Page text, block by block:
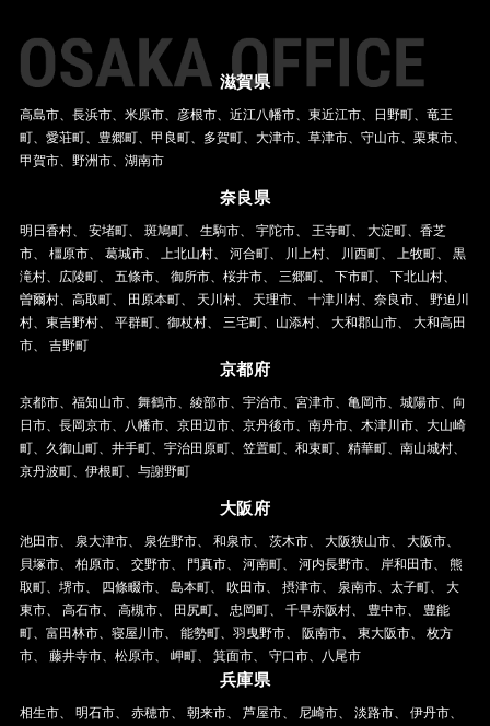
滋賀県
高島市、長浜市、米原市、彦根市、近江八幡市、東近江市、日野町、竜王
町、愛荘町、豊郷町、甲良町、多賀町、大津市、草津市、守山市、栗東市、
甲賀市、野洲市、湖南市
奈良県
明日香村、 安堵町、 斑鳩町、 生駒市、 宇陀市、 王寺町、 大淀町、香芝
市、 橿原市、 葛城市、 上北山村、 河合町、 川上村、 川西町、 上牧町、 黒
滝村、広陵町、 五條市、 御所市、桜井市、 三郷町、 下市町、 下北山村、
曽爾村、高取町、 田原本町、 天川村、 天理市、 十津川村、奈良市、 野迫川
村、東吉野村、 平群町、御杖村、 三宅町、山添村、 大和郡山市、 大和高田
市、 吉野町
京都府
京都市、福知山市、舞鶴市、綾部市、宇治市、宮津市、亀岡市、城陽市、向
日市、長岡京市、八幡市、京田辺市、京丹後市、南丹市、木津川市、大山崎
町、久御山町、井手町、宇治田原町、笠置町、和束町、精華町、南山城村、
京丹波町、伊根町、与謝野町
大阪府
池田市、 泉大津市、 泉佐野市、 和泉市、 茨木市、 大阪狭山市、 大阪市、
貝塚市、 柏原市、 交野市、 門真市、 河南町、 河内長野市、 岸和田市、 熊
取町、堺市、 四條畷市、 島本町、 吹田市、 摂津市、 泉南市、太子町、 大
東市、 高石市、 高槻市、 田尻町、 忠岡町、 千早赤阪村、 豊中市、 豊能
町、富田林市、寝屋川市、 能勢町、羽曳野市、 阪南市、 東大阪市、 枚方
市、 藤井寺市、松原市、 岬町、 箕面市、 守口市、八尾市
兵庫県
相生市、 明石市、 赤穂市、 朝来市、 芦屋市、 尼崎市、 淡路市、 伊丹市、